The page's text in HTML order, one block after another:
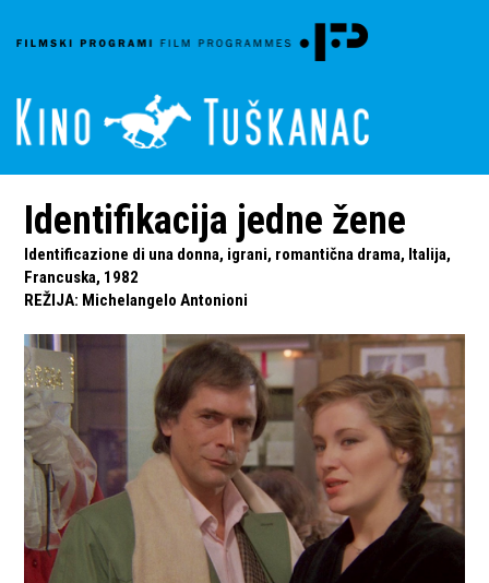
Identifikacija jedne žene
Identificazione di una donna, igrani, romantična drama, Italija,
Francuska, 1982
REŽIJA: Michelangelo Antonioni